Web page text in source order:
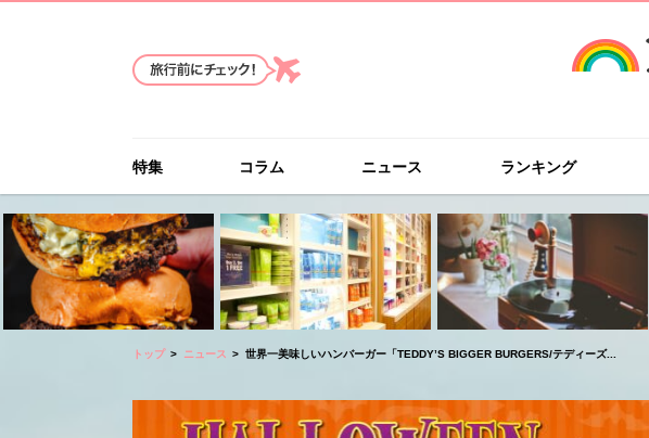
特集 コラム ニュース ランキング
トップ ニュース 世界一美味しいハンバーガー「TEDDY’S BIGGER BURGERS/テディーズ...